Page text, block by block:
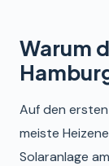
Warum
Auf den
meiste
Solaranlage